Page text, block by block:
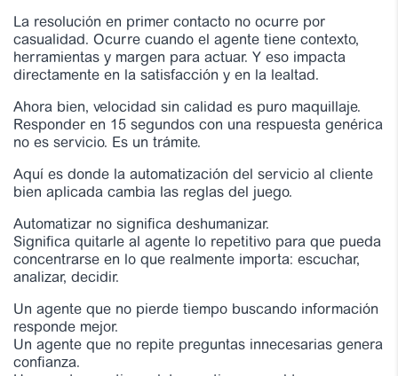
La resolución en primer contacto no ocurre por
casualidad. Ocurre cuando el agente tiene contexto,
herramientas y margen para actuar. Y eso impacta
directamente en la satisfacción y en la lealtad.
Ahora bien, velocidad sin calidad es puro maquillaje.
Responder en 15 segundos con una respuesta genérica
no es servicio. Es un trámite.
Aquí es donde la automatización del servicio al cliente
bien aplicada cambia las reglas del juego.
Automatizar no significa deshumanizar.
Significa quitarle al agente lo repetitivo para que pueda
concentrarse en lo que realmente importa: escuchar,
analizar, decidir.
Un agente que no pierde tiempo buscando información
responde mejor.
Un agente que no repite preguntas innecesarias genera
confianza.